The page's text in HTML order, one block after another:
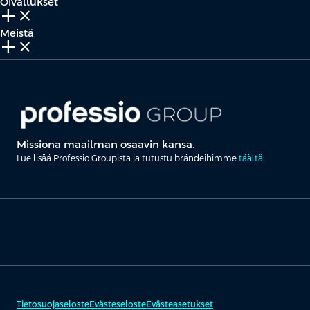
add_2 close
Meistä
add_2 close
Missiona maailman osaavin kansa.
Lue lisää Professio Groupista ja tutustu brändeihimme täältä.
TietosuojaselosteEvästeselosteEvästeasetukset